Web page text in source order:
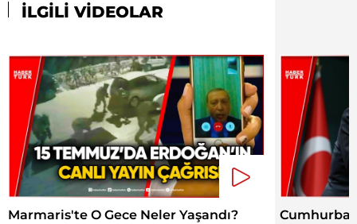
İLGİLİ VİDEOLAR
Marmaris'te O Gece Neler Yaşandı?